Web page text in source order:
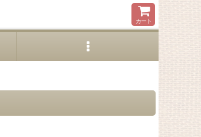
カート